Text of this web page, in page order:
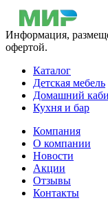
Информация,
офертой.
Каталог
Детская мебель
Домашний
Кухня и бар
Компания
О компании
Новости
Акции
Отзывы
Контакты